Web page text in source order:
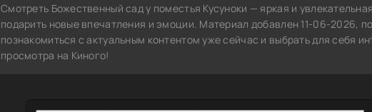
Смотреть Божественный сад у поместья Кусуноки — яркая и
подарить новые впечатления и эмоции. Материал добавлен 11-06-2026,
познакомиться с актуальным контентом уже сейчас и выбрать для себя
просмотра на Киного!